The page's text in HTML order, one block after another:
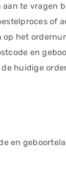
te vragen
of
het
en
huidige
en